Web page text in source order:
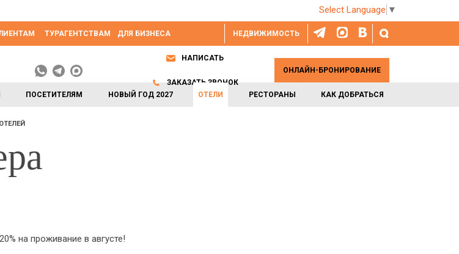
Select Language ▼
НЕДВИЖИМОСТЬ
ТУРАГЕНТСТВАМ ДЛЯ БИЗНЕСА
ПОСЕТИТЕЛЯМ НОВЫЙ ГОД 2027 ОТЕЛИ РЕСТОРАНЫ КАК ДОБРАТЬСЯ
НАПИСАТЬ
ЗАКАЗАТЬ ЗВОНОК
ОНЛАЙН-БРОНИРОВАНИЕ
на проживание в августе!